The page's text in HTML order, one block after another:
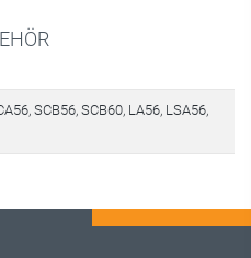
SCB56, SCB60, LA56, LSA56,